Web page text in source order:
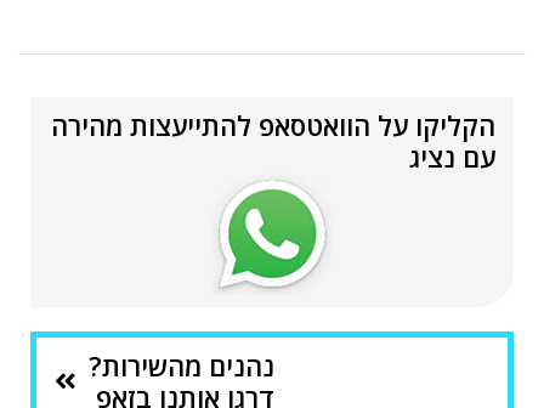
הקליקו על הוואטסאפ להתייעצות מהירה
עם נציג
נהנים מהשירות?
דרגו אותנו בזאפ